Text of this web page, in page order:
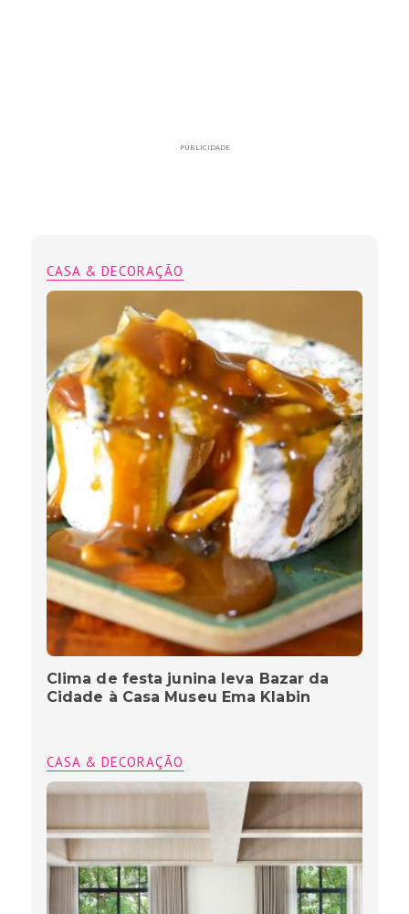
PUBLICIDADE
CASA & DECORAÇÃO
Clima de festa junina leva Bazar da
Cidade à Casa Museu Ema Klabin
CASA & DECORAÇÃO